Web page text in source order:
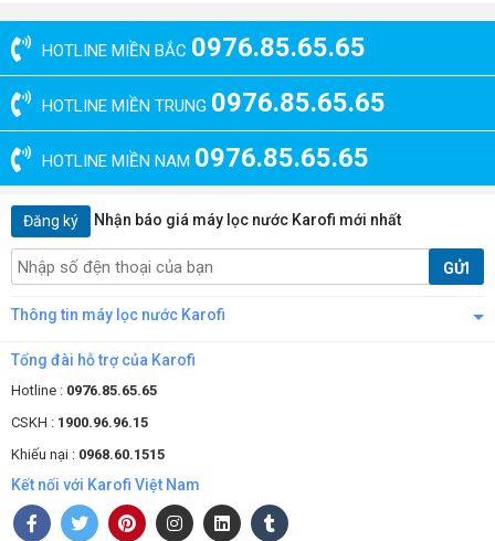
ion kiềm Sakura SD700
kiềm Karofi
là dòng máy lọc nước cao cấp, giúp bổ sung nhiều
khoáng chất có lợi cho sức khỏe. Sau đây, máy lọc nước Karofi xin
giới thiệu đến bạn đọc siêu phẩm máy lọc nước ion kiềm Sakura
SD700. Cùng theo dõi thông tin dưới đây để hiểu rõ hơn về siêu phẩm
HOTLINE MIỀN BẮC 0976.85.65.65
HOTLINE MIỀN TRUNG 0976.85.65.65
HOTLINE MIỀN NAM 0976.85.65.65
Đăng ký Nhận báo giá máy lọc nước Karofi mới nhất
GỬI
Thông tin máy lọc nước Karofi
Tổng đài hỗ trợ của Karofi
Hotline : 0976.85.65.65
CSKH : 1900.96.96.15
Khiếu nại : 0968.60.1515
Kết nối với Karofi Việt Nam